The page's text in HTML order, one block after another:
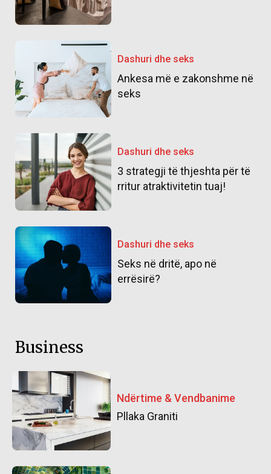
Dashuri dhe seks
Ankesa më e zakonshme në
seks
Dashuri dhe seks
3 strategji të thjeshta për të
rritur atraktivitetin tuaj!
Dashuri dhe seks
Seks në dritë, apo në
errësirë?
Business
Ndërtime & Vendbanime
Pllaka Graniti